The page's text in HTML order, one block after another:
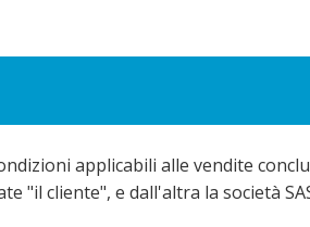
applicabili alle vendite
"il cliente", e dall'altra la società